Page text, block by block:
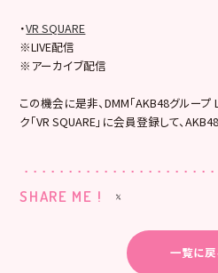
・VR SQUARE
※LIVE配信
※アーカイブ配信
この機会に是非、DMM「AKB48グループ
ク「VR SQUARE」に会員登録して、
SHARE ME !
一覧に戻